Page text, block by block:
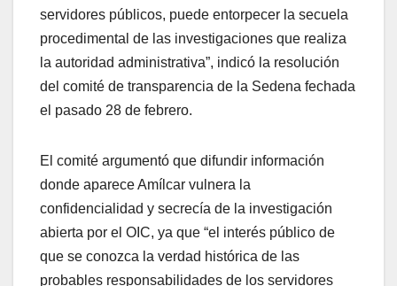
servidores públicos, puede entorpecer la secuela
procedimental de las investigaciones que realiza
la autoridad administrativa”, indicó la resolución
del comité de transparencia de la Sedena fechada
el pasado 28 de febrero.
El comité argumentó que difundir información
donde aparece Amílcar vulnera la
confidencialidad y secrecía de la investigación
abierta por el OIC, ya que “el interés público de
que se conozca la verdad histórica de las
probables responsabilidades de los servidores